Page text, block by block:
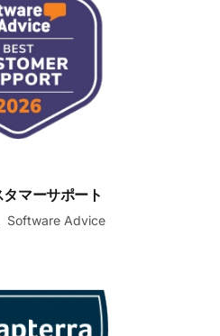
マーサポート
Software Advice